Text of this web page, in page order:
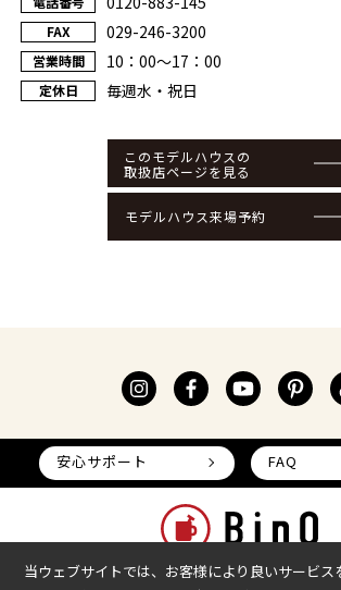
FAX 029-246-3200
営業時間 10：00～17：00
定休日 毎週水・祝日
このモデルハウスの
取扱店ページを見る
モデルハウス来場予約
安心サポート FAQ
当ウェブサイトでは、お客様により良いサービス